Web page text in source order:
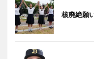
核廃絶願